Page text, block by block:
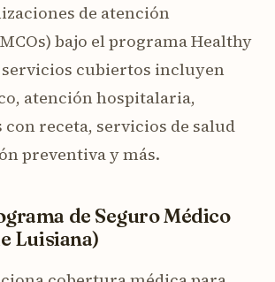
de atención
bajo el programa Healthy
cubiertos incluyen
atención hospitalaria,
receta, servicios de salud
preventiva y más.
de Seguro Médico
Luisiana)